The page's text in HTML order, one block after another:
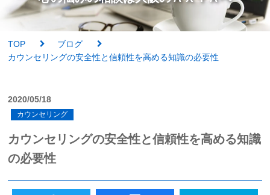
アクセス・受付時間
サービス・料金一覧
実績紹介
AXIAの特徴
初めての方へ
TOP
ブログ
カウンセリングの安全性と信頼性を高める知識の必要性
2020/05/18
カウンセリング
カウンセリングの安全性と信頼性を高める知識
の必要性